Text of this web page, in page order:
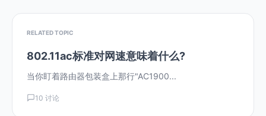
RELATED TOPIC
802.11ac标准对网速意味着什么?
当你盯着路由器包装盒上那行"AC1900...
10 讨论